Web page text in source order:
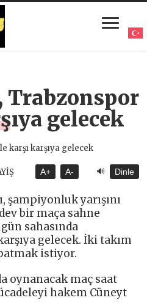
Trabzonspor
gelecek
A+ A- 🔊 Dinle
şampiyonluk yarışını
bir maça sahne
sahasında
gelecek. İki takım
istiyor.
oynanacak maç saat
hakem Cüneyt